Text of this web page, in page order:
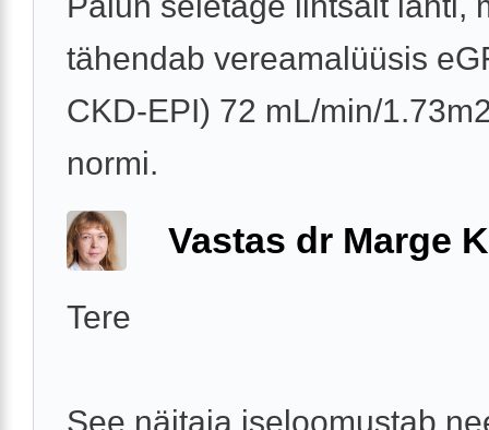
tähendab vereamalüüsis
CKD-EPI) 72 mL/min/
normi.
Vastas dr Marge
Tere
See näitaja iseloomustab